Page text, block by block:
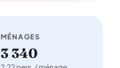
MÉNAGES
3 340